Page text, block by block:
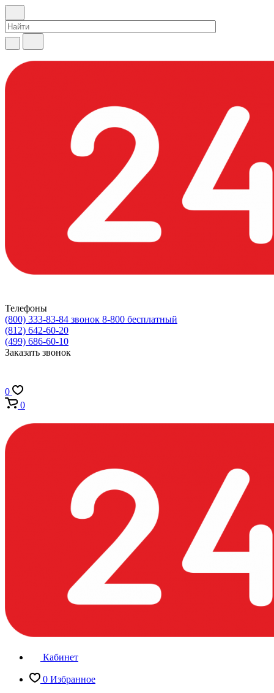
Телефоны
(800) 333-83-84 звонок 8-800 бесплатный
(812) 642-60-20
(499) 686-60-10
Заказать звонок
0
0
Кабинет
0 Избранное